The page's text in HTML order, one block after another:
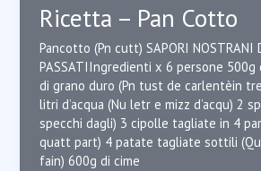
Ricetta – Pan Cotto
Pancotto (Pn cutt) SAPORI NOSTRANI
PASSATIIngredienti x 6 persone
di grano duro (Pn tust de carlentèin
litri d’acqua (Nu letr e mizz d’acqu) 2
specchi dagli) 3 cipolle tagliate in 4
quatt part) 4 patate tagliate sottili
fain) 600g di cime